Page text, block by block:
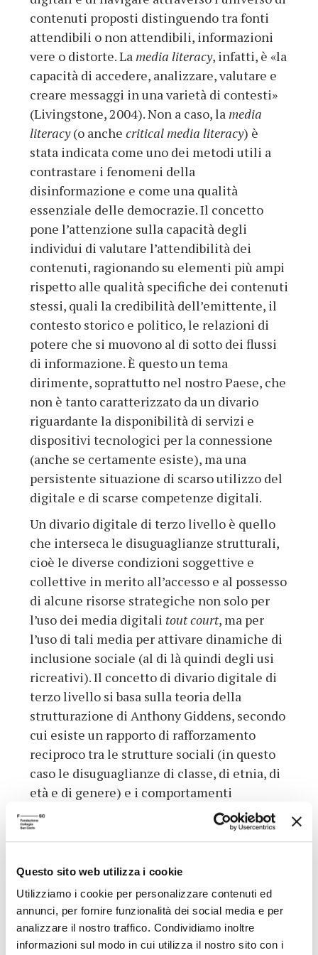
Questo sito web utilizza i cookie
Utilizziamo i cookie per personalizzare contenuti ed
annunci, per fornire funzionalità dei social media e per
analizzare il nostro traffico. Condividiamo inoltre
informazioni sul modo in cui utilizza il nostro sito con i
contenuti proposti distinguendo tra fonti
attendibili o non attendibili, informazioni
vere o distorte. Lamedia literacy, infatti, è «la
capacità di accedere, analizzare, valutare e
creare messaggi in una varietà di contesti»
(Livingstone, 2004). Non a caso, lamedia
literacy(o anche critical media literacy) è
stata indicata come uno dei metodi utili a
contrastare i fenomeni della
disinformazione e come una qualità
essenziale delle democrazie. Il concetto
pone l’attenzione sulla capacità degli
individui di valutare l’attendibilità dei
contenuti, ragionando su elementi più ampi
rispetto alle qualità specifiche dei contenuti
stessi, quali la credibilità dell’emittente, il
contesto storico e politico, le relazioni di
potere che si muovono al di sotto dei flussi
di informazione. È questo un tema
dirimente, soprattutto nel nostro Paese, che
non è tanto caratterizzato da un divario
riguardante la disponibilità di servizi e
dispositivi tecnologici per la connessione
(anche se certamente esiste), ma una
persistente situazione di scarso utilizzo del
digitale e di scarse competenze digitali.
Un divario digitale di terzo livello è quello
che interseca le disuguaglianze strutturali,
cioè le diverse condizioni soggettive e
collettive in merito all’accesso e al possesso
di alcune risorse strategiche non solo per
l’uso dei media digitali tout court, ma per
l’uso di tali media per attivare dinamiche di
inclusione sociale (al di là quindi degli usi
ricreativi). Il concetto di divario digitale di
terzo livello si basa sulla teoria della
strutturazione di Anthony Giddens, secondo
cui esiste un rapporto di rafforzamento
reciproco tra le strutture sociali (in questo
caso le disuguaglianze di classe, di etnia, di
età e di genere) e i comportamenti
individuali (l’uso dei media digitali).
Tendenzialmente, le strutture delle
nell’uso dei media digitali in termini di
motivazioni, disponibilità, competenze, e
usi effettivi (quindi accedono di più i maschi
giovani, con un livello di istruzione medio-
alto, reddito medio-alto e residenti in centri